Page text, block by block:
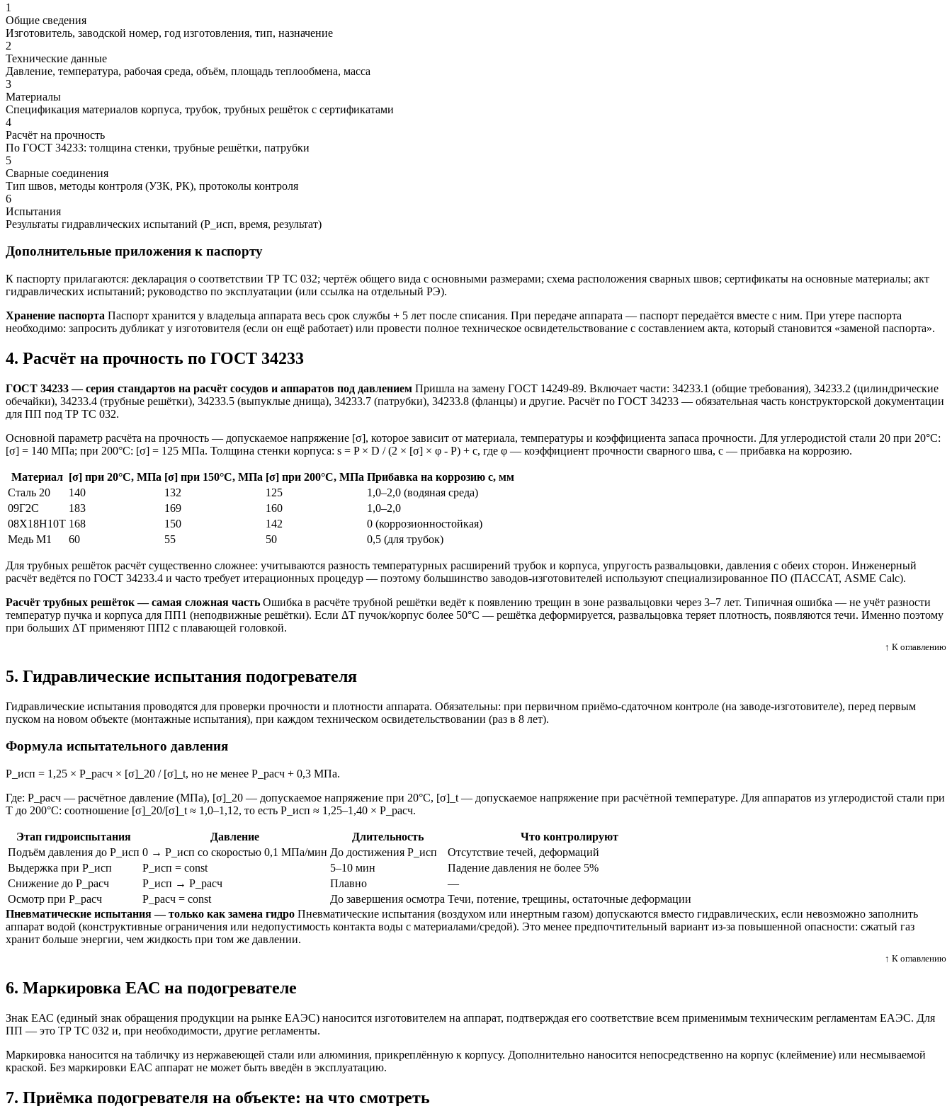
1
Общие сведения
Изготовитель, заводской номер, год изготовления, тип, назначение
2
Технические данные
Давление, температура, рабочая среда, объём, площадь теплообмена, масса
3
Материалы
Спецификация материалов корпуса, трубок, трубных решёток с сертификатами
4
Расчёт на прочность
По ГОСТ 34233: толщина стенки, трубные решётки, патрубки
5
Сварные соединения
Тип швов, методы контроля (УЗК, РК), протоколы контроля
6
Испытания
Результаты гидравлических испытаний (P_исп, время, результат)
Дополнительные приложения к паспорту
К паспорту прилагаются: декларация о соответствии ТР ТС 032; чертёж общего вида с основными размерами; схема расположения сварных швов; сертификаты на основные материалы; акт
гидравлических испытаний; руководство по эксплуатации (или ссылка на отдельный РЭ).
Хранение паспорта Паспорт хранится у владельца аппарата весь срок службы + 5 лет после списания. При передаче аппарата — паспорт передаётся вместе с ним. При утере паспорта
необходимо: запросить дубликат у изготовителя (если он ещё работает) или провести полное техническое освидетельствование с составлением акта, который становится «заменой паспорта».
4. Расчёт на прочность по ГОСТ 34233
ГОСТ 34233 — серия стандартов на расчёт сосудов и аппаратов под давлением Пришла на замену ГОСТ 14249-89. Включает части: 34233.1 (общие требования), 34233.2 (цилиндрические
обечайки), 34233.4 (трубные решётки), 34233.5 (выпуклые днища), 34233.7 (патрубки), 34233.8 (фланцы) и другие. Расчёт по ГОСТ 34233 — обязательная часть конструкторской документации
для ПП под ТР ТС 032.
Основной параметр расчёта на прочность — допускаемое напряжение [σ], которое зависит от материала, температуры и коэффициента запаса прочности. Для углеродистой стали 20 при 20°C:
[σ] = 140 МПа; при 200°C: [σ] = 125 МПа. Толщина стенки корпуса: s = P × D / (2 × [σ] × φ - P) + c, где φ — коэффициент прочности сварного шва, c — прибавка на коррозию.
Материал [σ] при 20°C, МПа [σ] при 150°C, МПа [σ] при 200°C, МПа Прибавка на коррозию c, мм
Сталь 20
140 132 125
1,0–2,0 (водяная среда)
09Г2С
183 169 160
1,0–2,0
08Х18Н10Т 168 150 142
0 (коррозионностойкая)
Медь М1
60 55 50 0,5 (для трубок)
Для трубных решёток расчёт существенно сложнее: учитываются разность температурных расширений трубок и корпуса, упругость развальцовки, давления с обеих сторон. Инженерный
расчёт ведётся по ГОСТ 34233.4 и часто требует итерационных процедур — поэтому большинство заводов-изготовителей используют специализированное ПО (ПАССАТ, ASME Calc).
Расчёт трубных решёток — самая сложная часть Ошибка в расчёте трубной решётки ведёт к появлению трещин в зоне развальцовки через 3–7 лет. Типичная ошибка — не учёт разности
температур пучка и корпуса для ПП1 (неподвижные решётки). Если ΔT пучок/корпус более 50°C — решётка деформируется, развальцовка теряет плотность, появляются течи. Именно поэтому
при больших ΔT применяют ПП2 с плавающей головкой.
↑ К оглавлению
5. Гидравлические испытания подогревателя
Гидравлические испытания проводятся для проверки прочности и плотности аппарата. Обязательны: при первичном приёмо-сдаточном контроле (на заводе-изготовителе), перед первым
пуском на новом объекте (монтажные испытания), при каждом техническом освидетельствовании (раз в 8 лет).
Формула испытательного давления
P_исп = 1,25 × P_расч × [σ]_20 / [σ]_t, но не менее P_расч + 0,3 МПа.
Где: P_расч — расчётное давление (МПа), [σ]_20 — допускаемое напряжение при 20°C, [σ]_t — допускаемое напряжение при расчётной температуре. Для аппаратов из углеродистой стали при
T до 200°C: соотношение [σ]_20/[σ]_t ≈ 1,0–1,12, то есть P_исп ≈ 1,25–1,40 × P_расч.
Этап гидроиспытания Давление Длительность
Что контролируют
Подъём давления до P_исп 0 → P_исп со скоростью 0,1 МПа/мин До достижения P_исп
Отсутствие течей, деформаций
Выдержка при P_исп
P_исп = const 5–10 мин
Падение давления не более 5%
Снижение до P_расч
P_исп → P_расч Плавно
—
Осмотр при P_расч
P_расч = const До завершения осмотра Течи, потение, трещины, остаточные деформации
Пневматические испытания — только как замена гидро Пневматические испытания (воздухом или инертным газом) допускаются вместо гидравлических, если невозможно заполнить
аппарат водой (конструктивные ограничения или недопустимость контакта воды с материалами/средой). Это менее предпочтительный вариант из-за повышенной опасности: сжатый газ
хранит больше энергии, чем жидкость при том же давлении.
↑ К оглавлению
6. Маркировка ЕАС на подогревателе
Знак ЕАС (единый знак обращения продукции на рынке ЕАЭС) наносится изготовителем на аппарат, подтверждая его соответствие всем применимым техническим регламентам ЕАЭС. Для
ПП — это ТР ТС 032 и, при необходимости, другие регламенты.
Маркировка наносится на табличку из нержавеющей стали или алюминия, прикреплённую к корпусу. Дополнительно наносится непосредственно на корпус (клеймение) или несмываемой
краской. Без маркировки ЕАС аппарат не может быть введён в эксплуатацию.
7. Приёмка подогревателя на объекте: на что смотреть